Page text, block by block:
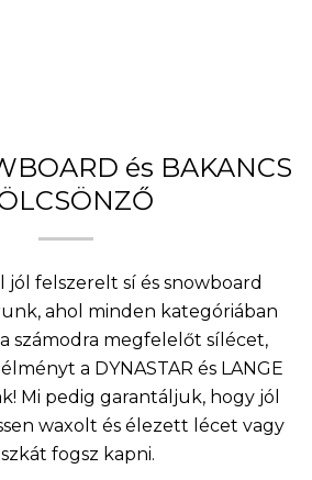
és BAKANCS
jól felszerelt sí és snowboard
ahol minden kategóriában
számodra megfelelőt sílécet,
a DYNASTAR és LANGE
Mi pedig garantáljuk, hogy jól
waxolt és élezett lécet vagy
fogsz kapni.